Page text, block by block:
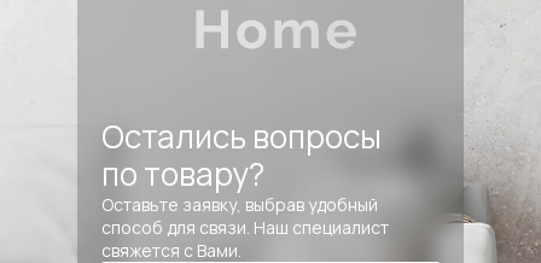
Остались вопросы
по товару?
Оставьте заявку, выбрав удобный
способ для связи. Наш специалист
свяжется с Вами.